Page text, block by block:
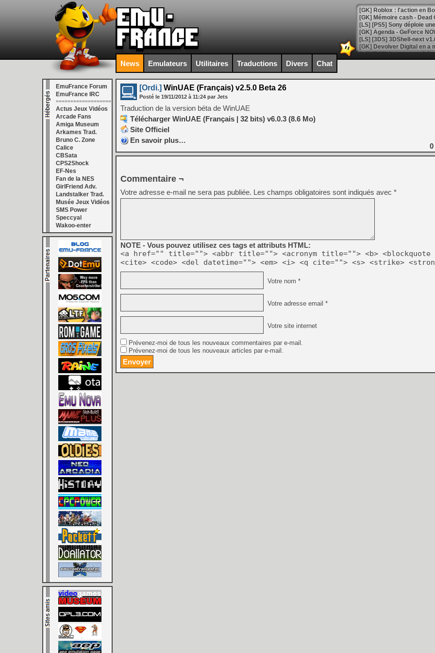
[GK] Roblox : l'action en
[GK] Agenda - GeForce
[GK] Devolver Digital en a
[LS] [PS5] ps5-y2jb-
[GK] Pourquoi Marvel
[GK] Test : Restory : Chill
[GK] GTA 6 : Rockstar
[GK] Hot Wheels Infinite
[GK] Mémoire cash -
[GK] Résultats Nintendo :
[GK] Déjà des
[Mo5] Brickboy cherche à
[GK] Minecraft et ses «
[GK] Beast of
[GK] Ubisoft : fin de partie
[GK] Mémoire cash -
[GK] Dan Houser (GTA)
[GK] Comment EA Sports
[GK] Crimson Moon : un
[GK] Isle of Reveries : le
[GK] Moonlighter 2 : The
[GK] Capcom relance
[Mo5] Deux inédits du
[GK] Le beat'em up The
[GK] Endless Legend 2 :
[LS] [PS5] Le WebKit
[GK] Oubliez Crazy Taxi,
[LS] [Switch] NSZ 5.0.0
[GK] Bethesda fête les 30
News Emulateurs Utilitaires Traductions Divers Chat
EmuFrance Forum
EmuFrance IRC
===================
Actus Jeux Vidéos
Arcade Fans
Amiga Museum
Arkames Trad.
Bruno C. Zone
Calice
CBSata
CPS2Shock
EF-Nes
Fan de la NES
GirlFriend Adv.
Landstalker Trad.
Musée Jeux Vidéos
SMS Power
Speccyal
Wakoo-enter
[Ordi.] WinUAE (Français) v2.5.0 Beta 26
Posté le 19/11/2012 à 11:24 par Jets
Traduction de la version béta de WinUAE
Télécharger WinUAE (Français | 32 bits) v6.0.3 (8.6 Mo)
Site Officiel
En savoir plus…
0
Commentaire ¬
Votre adresse e-mail ne sera pas publiée. Les champs obligatoires sont indiqués avec *
NOTE - Vous pouvez utilisez ces tags et attributs HTML:
<a href="" title=""> <abbr title=""> <acronym title=""> <b> <blockquote
<cite> <code> <del datetime=""> <em> <i> <q cite=""> <s> <strike>
Votre nom *
Votre adresse email *
Votre site internet
Prévenez-moi de tous les nouveaux commentaires par e-mail.
Prévenez-moi de tous les nouveaux articles par e-mail.